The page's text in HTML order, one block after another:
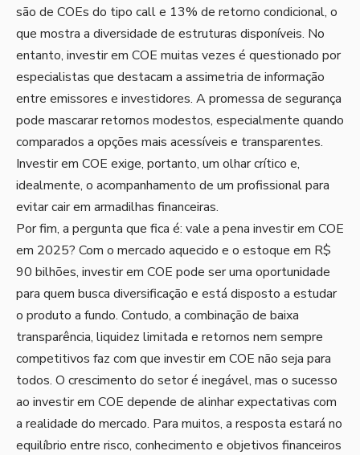
são de COEs do tipo call e 13% de retorno condicional, o
que mostra a diversidade de estruturas disponíveis. No
entanto, investir em COE muitas vezes é questionado por
especialistas que destacam a assimetria de informação
entre emissores e investidores. A promessa de segurança
pode mascarar retornos modestos, especialmente quando
comparados a opções mais acessíveis e transparentes.
Investir em COE exige, portanto, um olhar crítico e,
idealmente, o acompanhamento de um profissional para
evitar cair em armadilhas financeiras.
Por fim, a pergunta que fica é: vale a pena investir em COE
em 2025? Com o mercado aquecido e o estoque em R$
90 bilhões, investir em COE pode ser uma oportunidade
para quem busca diversificação e está disposto a estudar
o produto a fundo. Contudo, a combinação de baixa
transparência, liquidez limitada e retornos nem sempre
competitivos faz com que investir em COE não seja para
todos. O crescimento do setor é inegável, mas o sucesso
ao investir em COE depende de alinhar expectativas com
a realidade do mercado. Para muitos, a resposta estará no
equilíbrio entre risco, conhecimento e objetivos financeiros